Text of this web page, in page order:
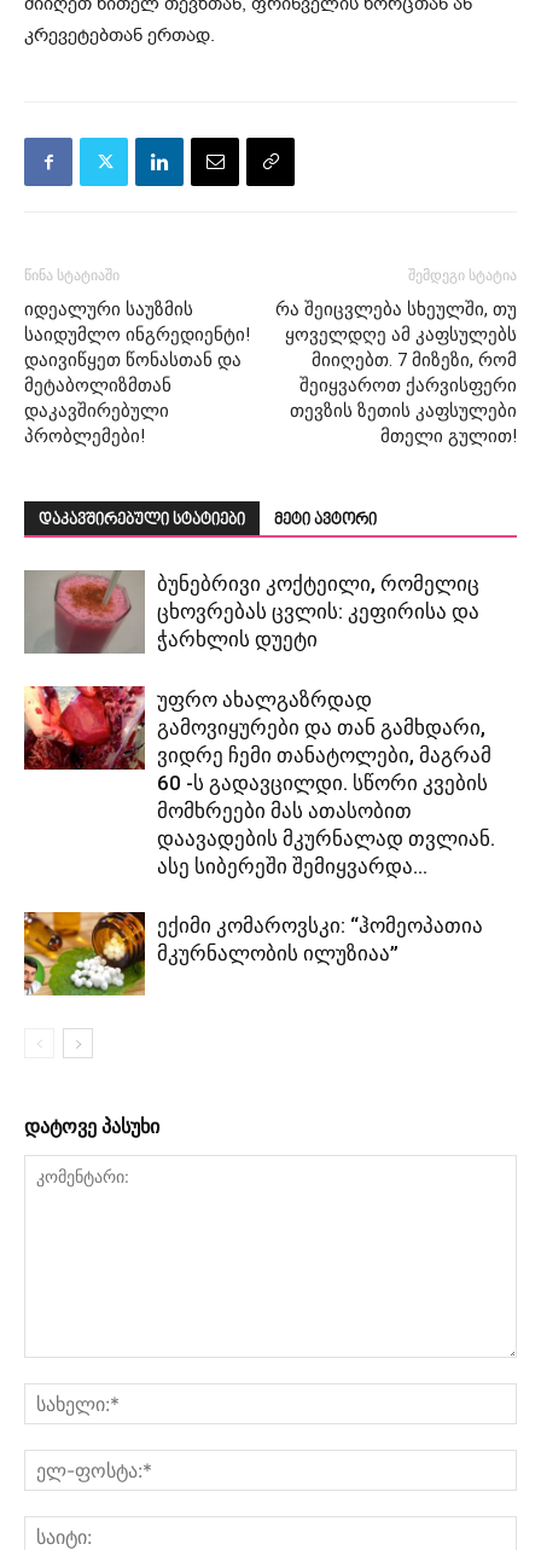
კრევეტებთან ერთად.
წინა სტატიაში
იდეალური საუზმის
საიდუმლო ინგრედიენტი!
დაივიწყეთ წონასთან და
მეტაბოლიზმთან
დაკავშირებული
პრობლემები!
შემდეგი სტატია
რა შეიცვლება სხეულში, თუ
ყოველდღე ამ კაფსულებს
მიიღებთ. 7 მიზეზი, რომ
შეიყვაროთ ქარვისფერი
თევზის ზეთის კაფსულები
მთელი გულით!
დაკავშირებული სტატიები მეტი ავტორი
ბუნებრივი კოქტეილი, რომელიც
ცხოვრებას ცვლის: კეფირისა და
ჭარხლის დუეტი
უფრო ახალგაზრდად
გამოვიყურები და თან გამხდარი,
ვიდრე ჩემი თანატოლები, მაგრამ
60 -ს გადავცილდი. სწორი კვების
მომხრეები მას ათასობით
დაავადების მკურნალად თვლიან.
ასე სიბერეში შემიყვარდა...
ექიმი კომაროვსკი: “ჰომეოპათია
მკურნალობის ილუზიაა”
დატოვე პასუხი